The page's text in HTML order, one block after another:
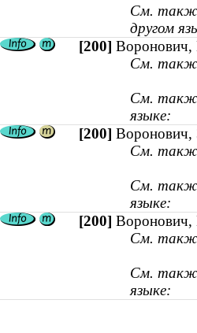
См.
другом
[200] Воронович,
См.
См.
языке:
[200] Воронович,
См.
См.
языке:
[200] Воронович,
См.
См.
языке: